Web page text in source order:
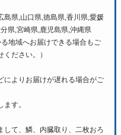
島県,山口県,徳島県,香川県,愛媛
県,宮崎県,鹿児島県,沖縄県
地域へお届けできる場合もご
ださい。）
よりお届けが遅れる場合がご
す。
て、鱗、内臓取り、二枚おろ